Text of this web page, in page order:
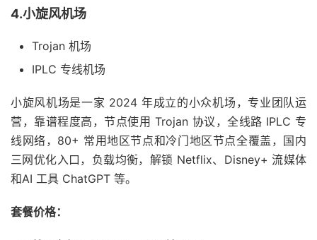
4.小旋风机场
Trojan 机场
IPLC 专线机场
小旋风机场是一家 2024 年成立的小众机场，专业团队运
营，靠谱程度高，节点使用 Trojan 协议，全线路 IPLC 专
线网络，80+ 常用地区节点和冷门地区节点全覆盖，国内
三网优化入口，负载均衡，解锁 Netflix、Disney+ 流媒体
和AI 工具 ChatGPT 等。
套餐价格：